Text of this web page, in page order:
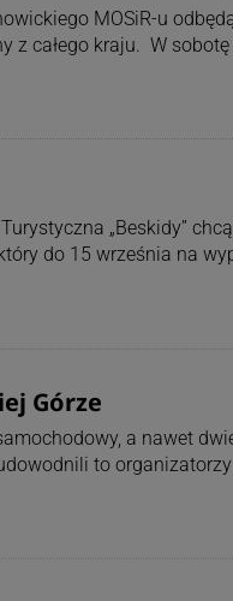
MOSiR-u
całego kraju. W sobotę
„Beskidy”
do 15 września na
Górze
a nawet
to